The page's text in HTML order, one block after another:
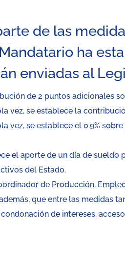
de las
ha
enviadas al
de 2 puntos adicionales
vez, se establece la
vez, se establece el 0.9%
el aporte de un día de sueldo
del Estado.
de Producción,
que entre las medidas
de intereses,